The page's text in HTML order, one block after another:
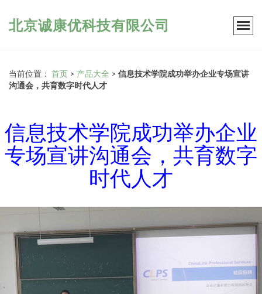
北京诚康优科技有限公司
当前位置： 首页 > 产品大全 > 信息技术学院成功举办企业专场宣讲
沟通会，共育数字时代人才
信息技术学院成功举办企业
专场宣讲沟通会，共育数字
时代人才